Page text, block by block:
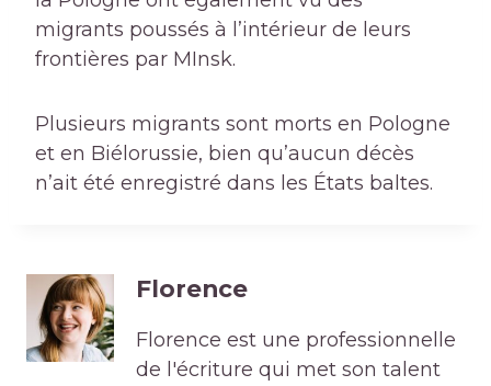
migrants poussés à l’intérieur de leurs
frontières par MInsk.
Plusieurs migrants sont morts en Pologne
et en Biélorussie, bien qu’aucun décès
n’ait été enregistré dans les États baltes.
Florence
Florence est une professionnelle
de l'écriture qui met son talent